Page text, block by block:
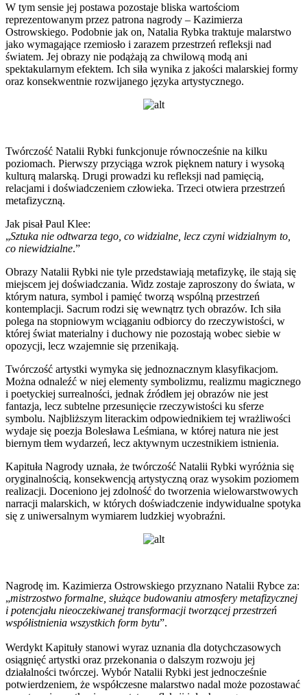
W tym sensie jej postawa pozostaje bliska wartościom
reprezentowanym przez patrona nagrody – Kazimierza
Ostrowskiego. Podobnie jak on, Natalia Rybka traktuje malarstwo
jako wymagające rzemiosło i zarazem przestrzeń refleksji nad
światem. Jej obrazy nie podążają za chwilową modą ani
spektakularnym efektem. Ich siła wynika z jakości malarskiej formy
oraz konsekwentnie rozwijanego języka artystycznego.
Twórczość Natalii Rybki funkcjonuje równocześnie na kilku
poziomach. Pierwszy przyciąga wzrok pięknem natury i wysoką
kulturą malarską. Drugi prowadzi ku refleksji nad pamięcią,
relacjami i doświadczeniem człowieka. Trzeci otwiera przestrzeń
metafizyczną.
Jak pisał Paul Klee:
„Sztuka nie odtwarza tego, co widzialne, lecz czyni widzialnym to,
co niewidzialne.”
Obrazy Natalii Rybki nie tyle przedstawiają metafizykę, ile stają się
miejscem jej doświadczania. Widz zostaje zaproszony do świata, w
którym natura, symbol i pamięć tworzą wspólną przestrzeń
kontemplacji. Sacrum rodzi się wewnątrz tych obrazów. Ich siła
polega na stopniowym wciąganiu odbiorcy do rzeczywistości, w
której świat materialny i duchowy nie pozostają wobec siebie w
opozycji, lecz wzajemnie się przenikają.
Twórczość artystki wymyka się jednoznacznym klasyfikacjom.
Można odnaleźć w niej elementy symbolizmu, realizmu magicznego
i poetyckiej surrealności, jednak źródłem jej obrazów nie jest
fantazja, lecz subtelne przesunięcie rzeczywistości ku sferze
symbolu. Najbliższym literackim odpowiednikiem tej wrażliwości
wydaje się poezja Bolesława Leśmiana, w której natura nie jest
biernym tłem wydarzeń, lecz aktywnym uczestnikiem istnienia.
Kapituła Nagrody uznała, że twórczość Natalii Rybki wyróżnia się
oryginalnością, konsekwencją artystyczną oraz wysokim poziomem
realizacji. Doceniono jej zdolność do tworzenia wielowarstwowych
narracji malarskich, w których doświadczenie indywidualne spotyka
się z uniwersalnym wymiarem ludzkiej wyobraźni.
Nagrodę im. Kazimierza Ostrowskiego przyznano Natalii Rybce za:
„mistrzostwo formalne, służące budowaniu atmosfery metafizycznej
i potencjału nieoczekiwanej transformacji tworzącej przestrzeń
współistnienia wszystkich form bytu”.
Werdykt Kapituły stanowi wyraz uznania dla dotychczasowych
osiągnięć artystki oraz przekonania o dalszym rozwoju jej
działalności twórczej. Wybór Natalii Rybki jest jednocześnie
potwierdzeniem, że współczesne malarstwo nadal może pozostawać